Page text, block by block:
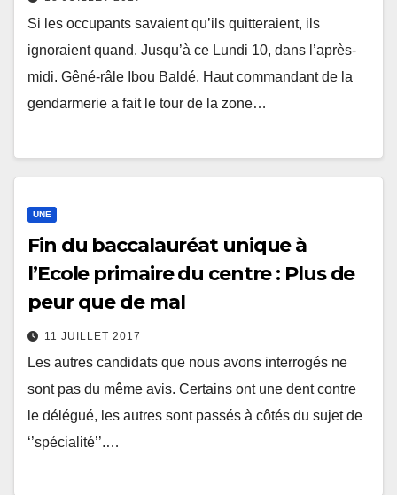
Si les occupants savaient qu’ils quitteraient, ils
ignoraient quand. Jusqu’à ce Lundi 10, dans l’après-
midi. Gêné-râle Ibou Baldé, Haut commandant de la
gendarmerie a fait le tour de la zone…
UNE
Fin du baccalauréat unique à
l’Ecole primaire du centre : Plus de
peur que de mal
11 JUILLET 2017
Les autres candidats que nous avons interrogés ne
sont pas du même avis. Certains ont une dent contre
le délégué, les autres sont passés à côtés du sujet de
‘’spécialité’’.…